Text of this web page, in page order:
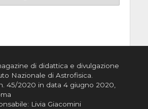
di didattica e divulgazione
Nazionale di Astrofisica.
45/2020 in data 4 giugno 2020,
Livia Giacomini